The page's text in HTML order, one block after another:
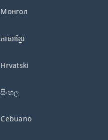
Монгол
ភាសាខ្មែរ
Hrvatski
සිංහල
Cebuano